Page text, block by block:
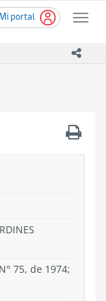
Mi portal
Toggle
75, de 1974;